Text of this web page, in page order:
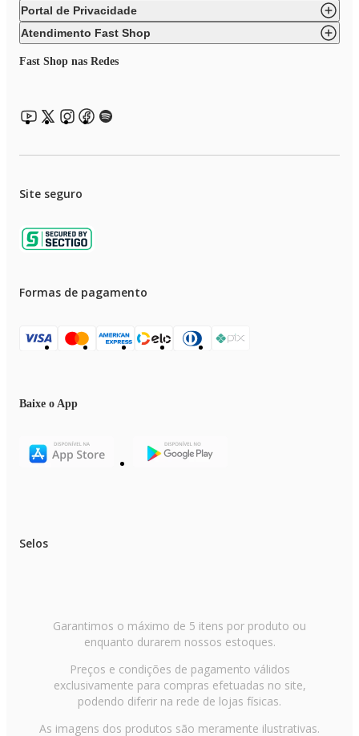
• Corpo do motor em alumínio
• Acompanha uma fresa reta e uma cônica
• Material: plástico, ferro, alumínio.
Portal de Privacidade
Atendimento Fast Shop
Fast Shop nas Redes
Site seguro
Formas de pagamento
Baixe o App
Selos
Garantimos o máximo de 5 itens por produto ou
enquanto durarem nossos estoques.
Preços e condições de pagamento válidos
exclusivamente para compras efetuadas no site,
podendo diferir na rede de lojas físicas.
As imagens dos produtos são meramente ilustrativas.